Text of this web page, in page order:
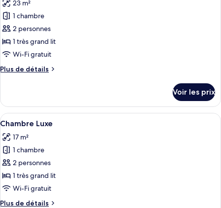
(Room3)
Chambre
avec
jumeaux
(Room3)
les
photos
pour
ce
type
chambre :
sauna
23 m²
1 chambre
2 personnes
1 très grand lit
Wi-Fi gratuit
Plus de détails
Plus
le
type
de
Chambre
Deluxe,
Voir les prix
Afficher
toutes
les
photos
pour
ce
type
Une chambre d’hôtel avec un lit, un
4
Chambre Luxe
17 m²
1 chambre
2 personnes
1 très grand lit
Wi-Fi gratuit
Plus de détails
Plus